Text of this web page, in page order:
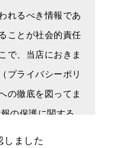
れるべき情報であ
ことが社会的責任
で、当店におきま
プライバシーポリ
の徹底を図ってま
の保護に関する
しました